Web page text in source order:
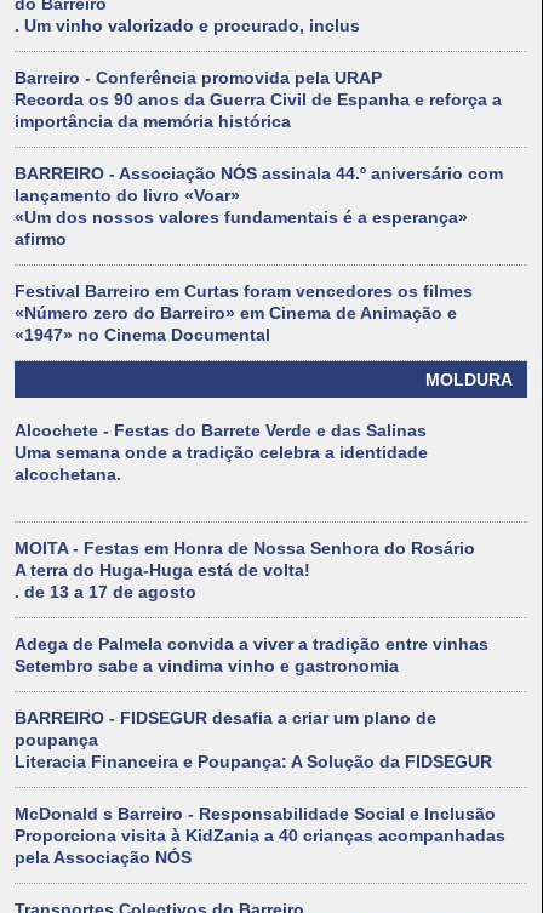
do Barreiro
. Um vinho valorizado e procurado, inclus
Barreiro - Conferência promovida pela URAP
Recorda os 90 anos da Guerra Civil de Espanha e reforça a
importância da memória histórica
BARREIRO - Associação NÓS assinala 44.º aniversário com
lançamento do livro «Voar»
«Um dos nossos valores fundamentais é a esperança»
afirmo
Festival Barreiro em Curtas foram vencedores os filmes
«Número zero do Barreiro» em Cinema de Animação e
«1947» no Cinema Documental
MOLDURA
Alcochete - Festas do Barrete Verde e das Salinas
Uma semana onde a tradição celebra a identidade
alcochetana.
MOITA - Festas em Honra de Nossa Senhora do Rosário
A terra do Huga-Huga está de volta!
. de 13 a 17 de agosto
Adega de Palmela convida a viver a tradição entre vinhas
Setembro sabe a vindima vinho e gastronomia
BARREIRO - FIDSEGUR desafia a criar um plano de
poupança
Literacia Financeira e Poupança: A Solução da FIDSEGUR
McDonald s Barreiro - Responsabilidade Social e Inclusão
Proporciona visita à KidZania a 40 crianças acompanhadas
pela Associação NÓS